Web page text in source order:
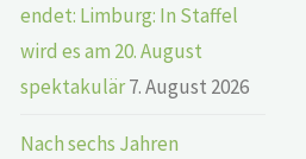
endet: Limburg: In Staffel
wird es am 20. August
spektakulär7. August 2026
Nach sechs Jahren